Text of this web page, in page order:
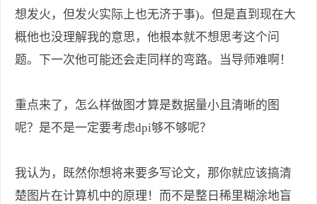
想发火，但发火实际上也无济于事)。但是直到现在大
概他也没理解我的意思，他根本就不想思考这个问
题。下一次他可能还会走同样的弯路。当导师难啊！
重点来了，怎么样做图才算是数据量小且清晰的图
呢？是不是一定要考虑dpi够不够呢？
我认为，既然你想将来要多写论文，那你就应该搞清
楚图片在计算机中的原理！而不是整日稀里糊涂地盲